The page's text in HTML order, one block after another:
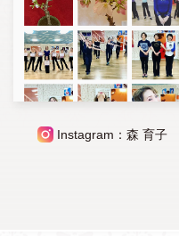
Instagram：森 育子